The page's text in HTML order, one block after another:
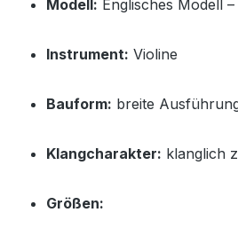
Modell: Englisches Modell
Instrument: Violine
Bauform: breite
Klangcharakter: klanglich
Größen: